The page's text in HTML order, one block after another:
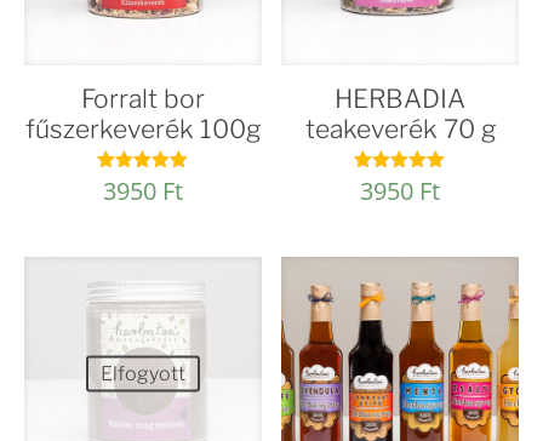
Forralt bor
fűszerkeverék 100g
Értékelés:
4.97
3950 Ft
HERBADIA
teakeverék 70 g
Értékelés:
5.00
3950 Ft
Elfogyott